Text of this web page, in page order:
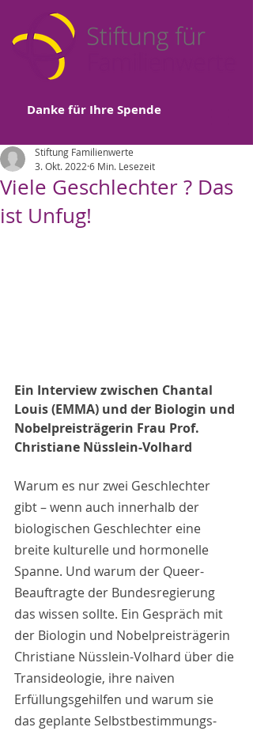
Danke für Ihre Spende
Viele Geschlechter ? Das
ist Unfug!
Stiftung Familienwerte
3. Okt. 2022 6 Min. Lesezeit
Ein Interview zwischen Chantal
Louis (EMMA) und der Biologin und
Nobelpreisträgerin Frau Prof.
Christiane Nüsslein-Volhard
Warum es nur zwei Geschlechter
gibt – wenn auch innerhalb der
biologischen Geschlechter eine
breite kulturelle und hormonelle
Spanne. Und warum der Queer-
Beauftragte der Bundesregierung
das wissen sollte. Ein Gespräch mit
der Biologin und Nobelpreisträgerin
Christiane Nüsslein-Volhard über die
Transideologie, ihre naiven
Erfüllungsgehilfen und warum sie
das geplante Selbstbestimmungs-